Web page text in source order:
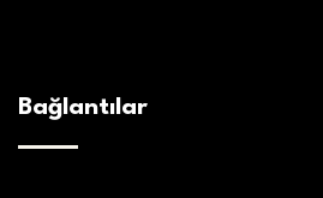
Bağlantılar